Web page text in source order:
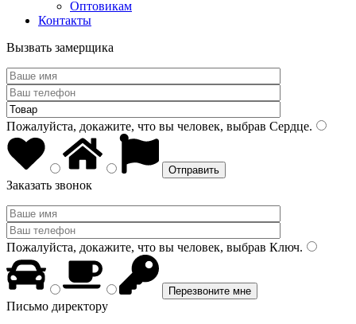
Оптовикам
Контакты
Вызвать замерщика
Пожалуйста, докажите, что вы человек, выбрав Сердце.
Заказать звонок
Пожалуйста, докажите, что вы человек, выбрав Ключ.
Письмо директору